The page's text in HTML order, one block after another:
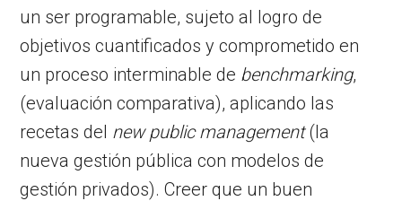
un ser programable, sujeto al logro de
objetivos cuantificados y comprometido en
un proceso interminable de benchmarking,
(evaluación comparativa), aplicando las
recetas del new public management(la
nueva gestión pública con modelos de
gestión privados). Creer que un buen